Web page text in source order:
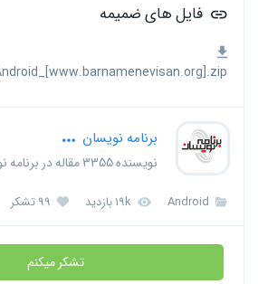
فایل های ضمیمه
برنامه نویسان
نویسنده 3355 مقاله در برنامه نویسان
تشکر میکنم